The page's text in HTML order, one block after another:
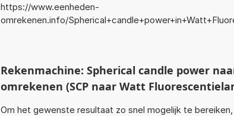
https://www.eenheden-
omrekenen.info/
Rekenmachine: Spherical candle power
omrekenen (SCP naar Watt
Om het gewenste resultaat zo snel mogelijk te